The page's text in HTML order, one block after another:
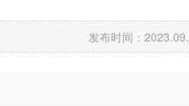
发布时间：